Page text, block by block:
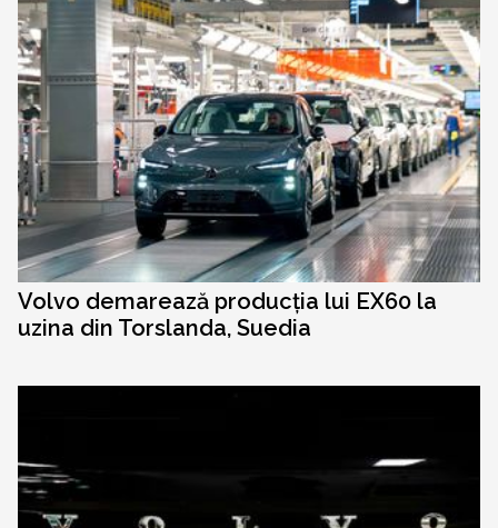
Volvo demarează producția lui EX60 la
uzina din Torslanda, Suedia